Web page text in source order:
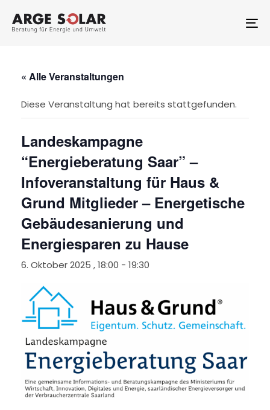
links
primary
content« Alle Veranstaltungen
Diese Veranstaltung hat bereits stattgefunden.
Landeskampagne
“Energieberatung Saar” –
Infoveranstaltung für Haus &
Grund Mitglieder – Energetische
Gebäudesanierung und
Energiesparen zu Hause
6. Oktober 2025 , 18:00 - 19:30